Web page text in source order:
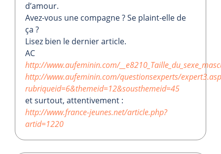
d’amour.
Avez-vous une compagne ? Se plaint-elle de
ça ?
Lisez bien le dernier article.
AC
http://www.aufeminin.com/
http://www.aufeminin.com/questionsexperts/
rubriqueid=6&themeid=12&sousthemeid=45
et surtout, attentivement :
http://www.france-jeunes.net/article.php?
artid=1220